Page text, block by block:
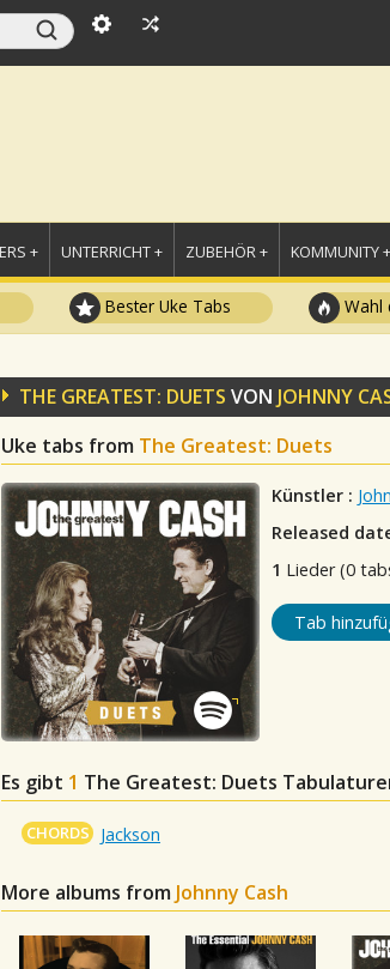
+ UNTERRICHT + ZUBEHÖR + KOMMUNITY +
Bester Uke Tabs Wahl
THE GREATEST: DUETS VON JOHNNY
Uke tabs from The Greatest: Duets
Künstler :
Released
1 Lieder (0
Tab
Es gibt 1 The Greatest: Duets
CHORDS Jackson
More albums from Johnny Cash